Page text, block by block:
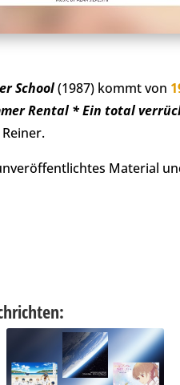
School(1987) kommt von
Rental * Ein total
Material